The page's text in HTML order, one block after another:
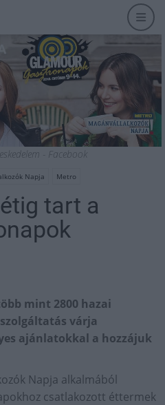
- Facebook
Napja Metro
tart a
mint 2800 hazai
várja
ajánlatokkal a hozzájuk
Napja alkalmából
csatlakozott éttermek